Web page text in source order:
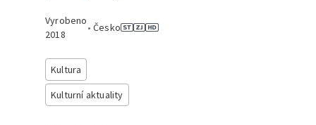
Vyrobeno
2018
• Česko
Kultura
Kulturní aktuality